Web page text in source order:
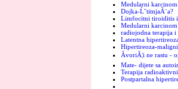
Medularni
Dojka-ĹˇtitnjaĂ¨a?
Limfocitni tiroiditis i
Medularni
radiojodna terapija i
Latentna
Hipertireoza-
ĂvoriĂ¦i ne rastu -
Mate- dijete sa
Terapija
Postpartalna